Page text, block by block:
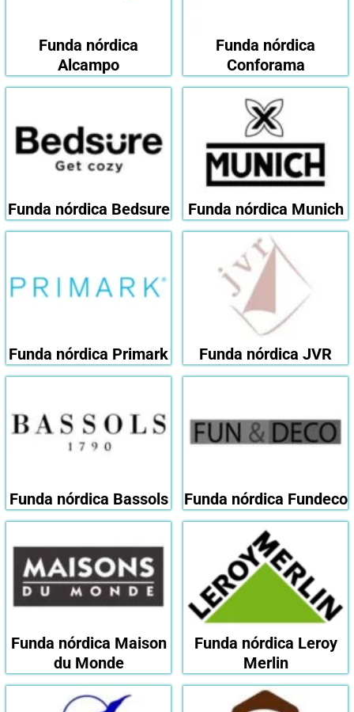
Funda nórdica
Alcampo
Funda nórdica
Conforama
Funda nórdica Bedsure Funda nórdica Munich
Funda nórdica Primark Funda nórdica JVR
Funda nórdica Bassols Funda nórdica Fundeco
Funda nórdica Maison
du Monde
Funda nórdica Leroy
Merlin